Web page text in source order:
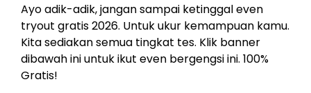
Ayo adik-adik, jangan sampai ketinggal even
tryout gratis 2026. Untuk ukur kemampuan kamu.
Kita sediakan semua tingkat tes. Klik banner
dibawah ini untuk ikut even bergengsi ini. 100%
Gratis!